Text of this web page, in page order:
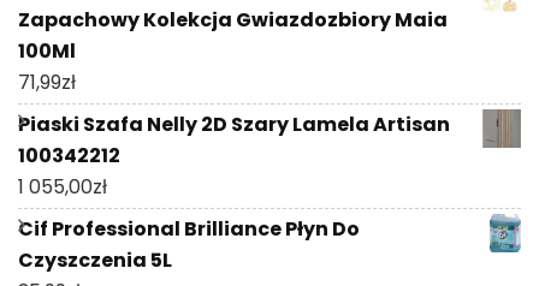
Zapachowy Kolekcja Gwiazdozbiory Maia
100Ml
71,99zł
Piaski Szafa Nelly 2D Szary Lamela Artisan
100342212
1 055,00zł
Cif Professional Brilliance Płyn Do
Czyszczenia 5L